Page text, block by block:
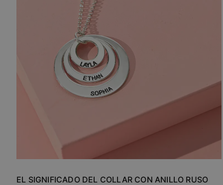
EL SIGNIFICADO DEL COLLAR CON ANILLO RUSO